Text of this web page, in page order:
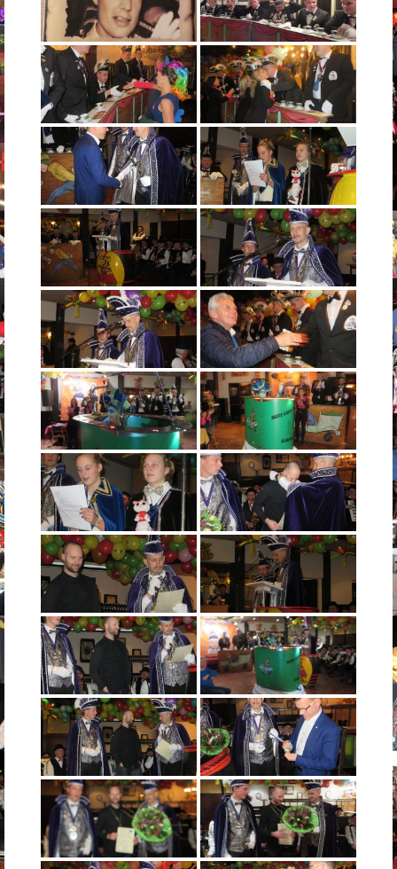
Foto’s Carnaval 2015-2016
Foto’s Carnaval 2016-2017
Foto`s Carnaval 2017-2018
Foto`s Carnaval 2018-2019
Contact